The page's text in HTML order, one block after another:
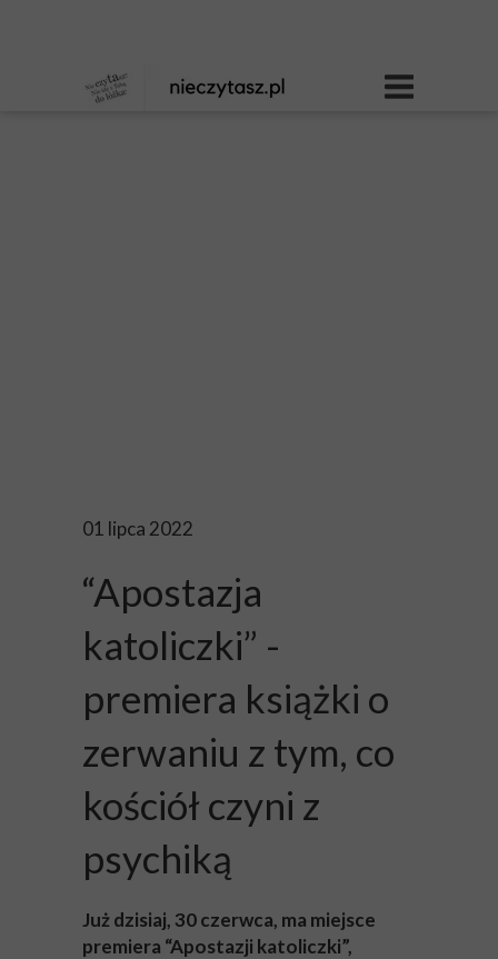
01 lipca 2022
“Apostazja
katoliczki” -
premiera książki o
zerwaniu z tym, co
kościół czyni z
psychiką
Już dzisiaj, 30 czerwca, ma miejsce
premiera “Apostazji katoliczki”,